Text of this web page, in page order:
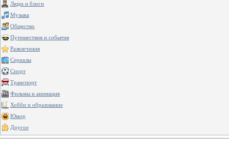
Люди и блоги
Музыка
Общество
Путешествия и события
Развлечения
Сериалы
Спорт
Транспорт
Фильмы и анимация
Хобби и образование
Юмор
Другое